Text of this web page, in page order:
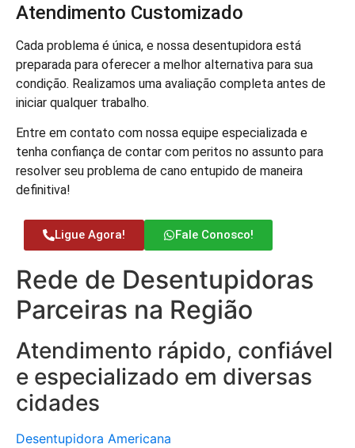
Atendimento Customizado
Cada problema é única, e nossa desentupidora está
preparada para oferecer a melhor alternativa para sua
condição. Realizamos uma avaliação completa antes de
iniciar qualquer trabalho.
Entre em contato com nossa equipe especializada e
tenha confiança de contar com peritos no assunto para
resolver seu problema de cano entupido de maneira
definitiva!
Ligue Agora! Fale Conosco!
Rede de Desentupidoras
Parceiras na Região
Atendimento rápido, confiável
e especializado em diversas
cidades
Desentupidora Americana